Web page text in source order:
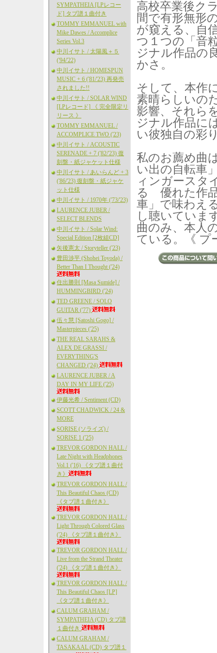
SYMPATHEIA [LPレコー
ド] タブ譜１曲付き
TOMMY EMMANUEL with
Mike Dawes / Accomplice
Series Vol.3
中川イサト / 太陽風＋５
('94/'22)
中川イサト / HOMESPUN
MUSIC + 6 ('81/'23) 再発売
されました!!
中川イサト / SOLAR WIND
[LPレコード] 《 完全限定リ
リース 》
TOMMY EMMANUEL /
ACCOMPLICE TWO ('23)
中川イサト / ACOUSTIC
SERENADE + 7 ('82/'23) 復
刻盤・紙ジャケット仕様
中川イサト / あいらんど + 3
('86/'23) 復刻盤・紙ジャケ
ット仕様
中川イサト / 1970年 ('73/'23)
LAURENCE JUBER /
SELECT BLENDS
中川イサト / Solar Wind:
Special Edition [2枚組CD]
矢後憲太 / Storyteller ('23)
豊田渉平 (Shohei Toyoda) /
Better Than I Thought ('24)
住出勝則 [Masa Sumide] /
HUMMINGBIRD ('24)
TED GREENE / SOLO
GUITAR ('77)
伍々慧 [Satoshi Gogo] /
Masterpieces ('25)
THE REAL SARAHS &
ALEX DE GRASSI /
EVERYTHING'S
CHANGED ('24)
LAURENCE JUBER / A
DAY IN MY LIFE ('25)
伊藤光希 / Sentiment (CD)
SCOTT CHADWICK / 24 &
MORE
SORISE (ソライズ) /
SORISE 1 ('25)
TREVOR GORDON HALL /
Late Night with Headphones
Vol.1 ('16) 《タブ譜１曲付
き》
TREVOR GORDON HALL /
This Beautiful Chaos (CD)
《タブ譜１曲付き》
TREVOR GORDON HALL /
Light Through Colored Glass
('24) 《タブ譜１曲付き》
TREVOR GORDON HALL /
Live from the Strand Theater
('24) 《タブ譜１曲付き》
TREVOR GORDON HALL /
This Beautiful Chaos [LP]
《タブ譜１曲付き》
CALUM GRAHAM /
SYMPATHEIA (CD) タブ譜
１曲付き
CALUM GRAHAM /
TASAKAAL (CD) タブ譜１
高校卒業後ク
間で有形無形
が窺える、自
つ１つの「音
ジナル作品の
かさ。
そして、本作
素晴らしいの
影響、それら
ジナル作品に
い彼独自の彩
私のお薦め曲
い出の自転車
ィンガースタ
る 優れた作
車」で味わえ
し聴いていま
曲のみ、本人
ている。《 プ